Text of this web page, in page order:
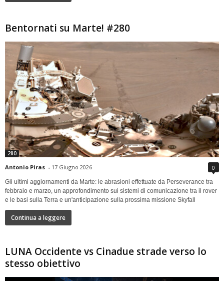
Bentornati su Marte! #280
280
Antonio Piras - 17 Giugno 2026 0
Gli ultimi aggiornamenti da Marte: le abrasioni effettuate da Perseverance tra
febbraio e marzo, un approfondimento sui sistemi di comunicazione tra il rover
e le basi sulla Terra e un'anticipazione sulla prossima missione Skyfall
Continua a leggere
LUNA Occidente vs Cinadue strade verso lo
stesso obiettivo